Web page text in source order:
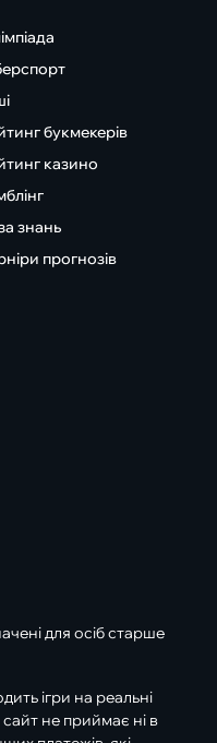
букмекерів
казино
знань
прогнозів
для осіб старше
ігри на реальні
не приймає ні в